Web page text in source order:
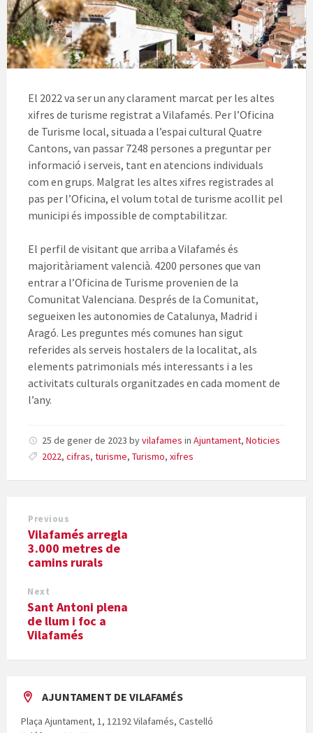
El 2022 va ser un any clarament marcat per les altes
xifres de turisme registrat a Vilafamés. Per l’Oficina
de Turisme local, situada a l’espai cultural Quatre
Cantons, van passar 7248 persones a preguntar per
informació i serveis, tant en atencions individuals
com en grups. Malgrat les altes xifres registrades al
pas per l’Oficina, el volum total de turisme acollit pel
municipi és impossible de comptabilitzar.
El perfil de visitant que arriba a Vilafamés és
majoritàriament valencià. 4200 persones que van
entrar a l’Oficina de Turisme provenien de la
Comunitat Valenciana. Després de la Comunitat,
segueixen les autonomies de Catalunya, Madrid i
Aragó. Les preguntes més comunes han sigut
referides als serveis hostalers de la localitat, als
elements patrimonials més interessants i a les
activitats culturals organitzades en cada moment de
l’any.
25 de gener de 2023 byvilafames in Ajuntament, Noticies
2022, cifras, turisme, Turismo, xifres
Previous
Vilafamés arregla
3.000 metres de
camins rurals
Next
Sant Antoni plena
de llum i foc a
Vilafamés
AJUNTAMENT DE VILAFAMÉS
Plaça Ajuntament, 1, 12192 Vilafamés, Castelló